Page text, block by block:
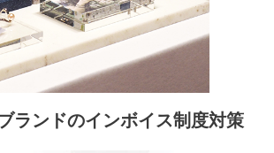
ランドのインボイス制度対策